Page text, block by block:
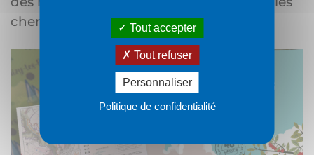
chemins du Rhône !Tout accepter
Tout refuser
Personnaliser
Politique de confidentialité